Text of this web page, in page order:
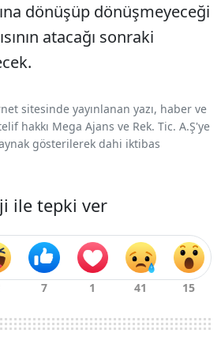
dönüşüp dönüşmeyeceği
atacağı sonraki
sitesinde yayınlanan yazı, haber ve
hakkı Mega Ajans ve Rek. Tic. A.Ş'ye
gösterilerek dahi iktibas
ile tepki ver